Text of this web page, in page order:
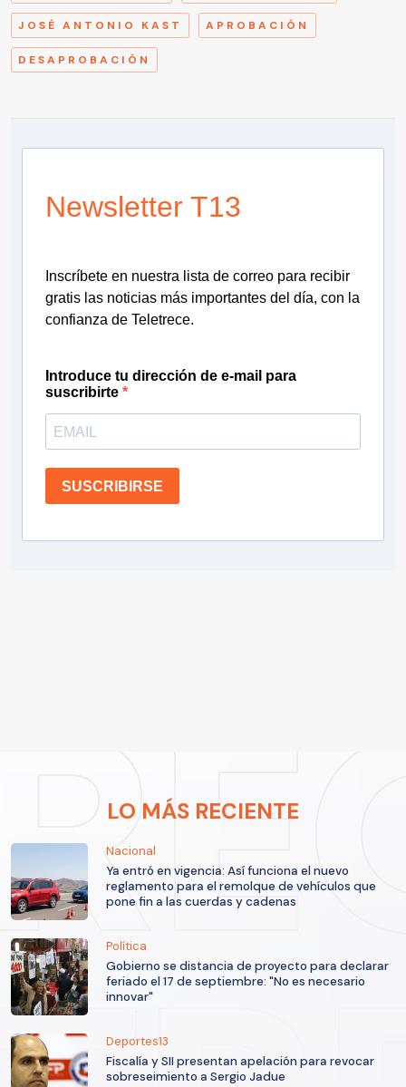
JOSÉ ANTONIO KAST APROBACIÓN
DESAPROBACIÓN
Newsletter T13
Inscríbete en nuestra lista de correo para recibir
gratis las noticias más importantes del día, con la
confianza de Teletrece.
Introduce tu dirección de e-mail para
suscribirte
SUSCRIBIRSE
LO MÁS RECIENTE
Nacional
Ya entró en vigencia: Así funciona el nuevo
reglamento para el remolque de vehículos que
pone fin a las cuerdas y cadenas
Política
Gobierno se distancia de proyecto para declarar
feriado el 17 de septiembre: "No es necesario
innovar"
Deportes13
Fiscalía y SII presentan apelación para revocar
sobreseimiento a Sergio Jadue